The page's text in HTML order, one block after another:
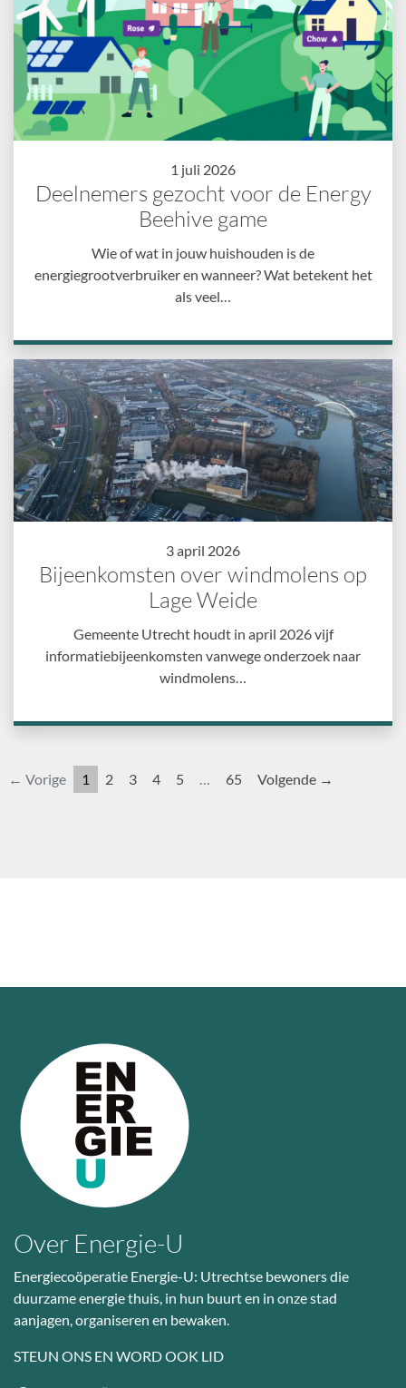
1 juli 2026
Deelnemers gezocht voor de Energy
Beehive game
Wie of wat in jouw huishouden is de
energiegrootverbruiker en wanneer? Wat betekent het
als veel…
3 april 2026
Bijeenkomsten over windmolens op
Lage Weide
Gemeente Utrecht houdt in april 2026 vijf
informatiebijeenkomsten vanwege onderzoek naar
windmolens…
← Vorige 1 2 3 4 5 … 65 Volgende →
Over Energie-U
Energiecoöperatie Energie-U: Utrechtse bewoners die
duurzame energie thuis, in hun buurt en in onze stad
aanjagen, organiseren en bewaken.
STEUN ONS EN WORD OOK LID